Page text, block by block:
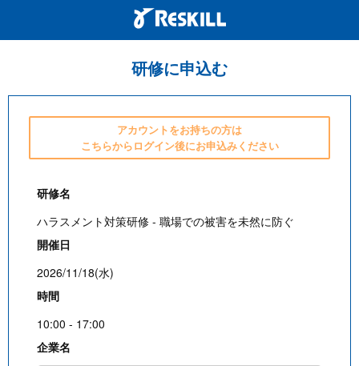
研修に申込む
アカウントをお持ちの方は
こちらからログイン後にお申込みください
研修名
ハラスメント対策研修 - 職場での被害を未然に防ぐ
開催日
2026/11/18(水)
時間
10:00 - 17:00
企業名